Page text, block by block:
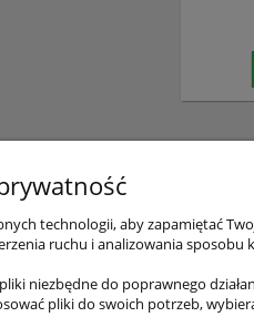
Metody
Promocje i
technologii, aby zapamiętać
ruchu i analizowania sposobu
niezbędne do poprawnego
pliki do swoich potrzeb,